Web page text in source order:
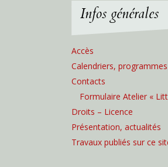
Infos générales
Accès
Calendriers, programmes
Contacts
Formulaire Atelier «
Droits – Licence
Présentation, actualités
Travaux publiés sur ce